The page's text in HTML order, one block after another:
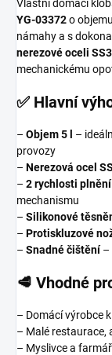
Vlastní domácí
YG-03372o objemu
námahy a s
nerezové oceli
mechanickému
✅ Hlavní
– Objem 5 l
–
provozy
– Nerezová ocel
– 2 rychlosti plnění
mechanismu
– Silikonové
– Protiskluzové
– Snadné čištění–
🥩 Vhodné
– Domácí výrobce
– Malé restaurace,
– Myslivce a